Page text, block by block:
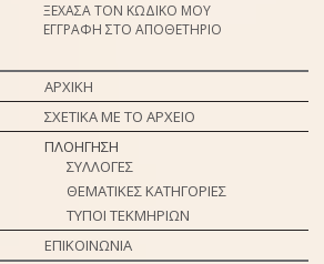
ΞΕΧΑΣΑ ΤΟΝ ΚΩΔΙΚΟ ΜΟΥ
ΕΓΓΡΑΦΗ ΣΤΟ ΑΠΟΘΕΤΗΡΙΟ
ΑΡΧΙΚΗ
ΣΧΕΤΙΚΑ ΜΕ ΤΟ ΑΡΧΕΙΟ
ΠΛΟΗΓΗΣΗ
ΣΥΛΛΟΓΕΣ
ΘΕΜΑΤΙΚΕΣ ΚΑΤΗΓΟΡΙΕΣ
ΤΥΠΟΙ ΤΕΚΜΗΡΙΩΝ
ΕΠΙΚΟΙΝΩΝΙΑ